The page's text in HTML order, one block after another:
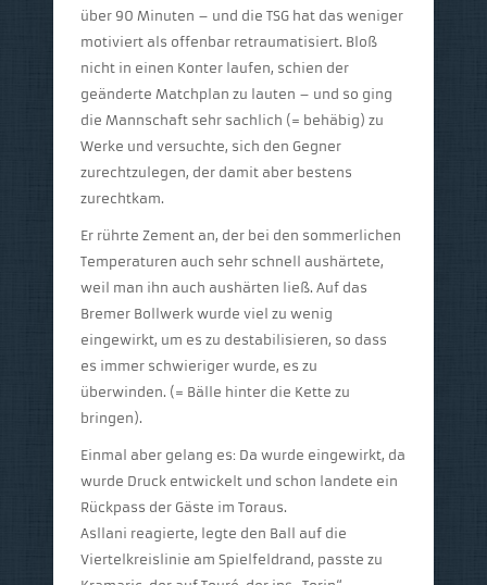
über 90 Minuten – und die TSG hat das weniger
motiviert als offenbar retraumatisiert. Bloß
nicht in einen Konter laufen, schien der
geänderte Matchplan zu lauten – und so ging
die Mannschaft sehr sachlich (= behäbig) zu
Werke und versuchte, sich den Gegner
zurechtzulegen, der damit aber bestens
zurechtkam.
Er rührte Zement an, der bei den sommerlichen
Temperaturen auch sehr schnell aushärtete,
weil man ihn auch aushärten ließ. Auf das
Bremer Bollwerk wurde viel zu wenig
eingewirkt, um es zu destabilisieren, so dass
es immer schwieriger wurde, es zu
überwinden. (= Bälle hinter die Kette zu
bringen).
Einmal aber gelang es: Da wurde eingewirkt, da
wurde Druck entwickelt und schon landete ein
Rückpass der Gäste im Toraus.
Asllani reagierte, legte den Ball auf die
Viertelkreislinie am Spielfeldrand, passte zu